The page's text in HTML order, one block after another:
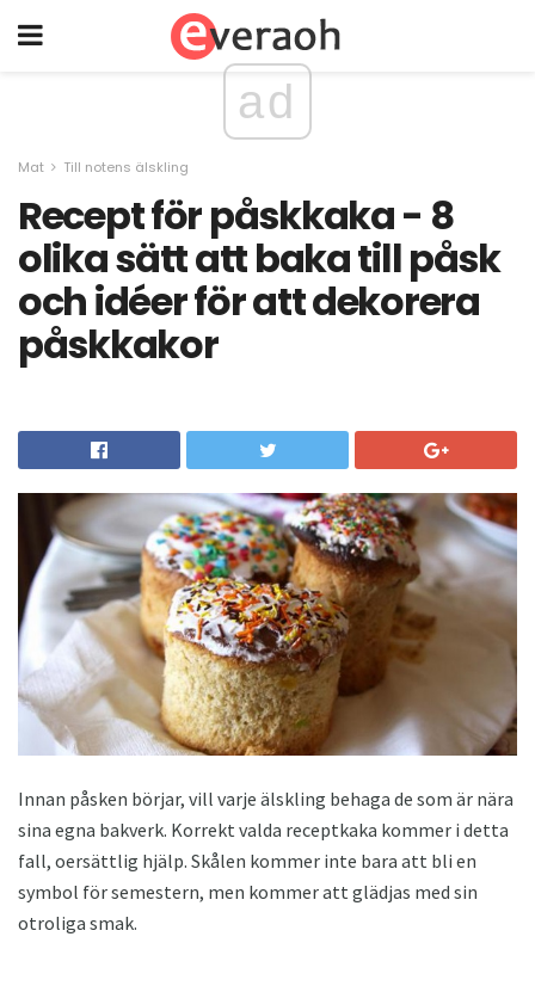
ad
Mat Till notens älskling
Recept för påskkaka - 8
olika sätt att baka till påsk
och idéer för att dekorera
påskkakor
Innan påsken börjar, vill varje älskling behaga de som är nära
sina egna bakverk. Korrekt valda receptkaka kommer i detta
fall, oersättlig hjälp. Skålen kommer inte bara att bli en
symbol för semestern, men kommer att glädjas med sin
otroliga smak.